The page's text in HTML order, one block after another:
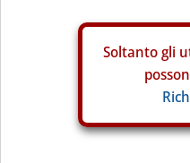
Soltanto gli